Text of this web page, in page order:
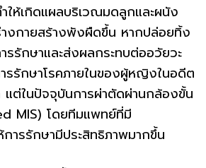
ให้เกิดแผลบริเวณมดลูกและผนัง
งกายสร้างพังผืดขึ้น หากปล่อยทิ้ง
รรักษาและส่งผลกระทบต่ออวัยวะ
รรักษาโรคภายในของผู้หญิงในอดีต
แต่ในปัจจุบันการผ่าตัดผ่านกล้องขั้น
MIS) โดยทีมแพทย์ที่มี
ารรักษามีประสิทธิภาพมากขึ้น